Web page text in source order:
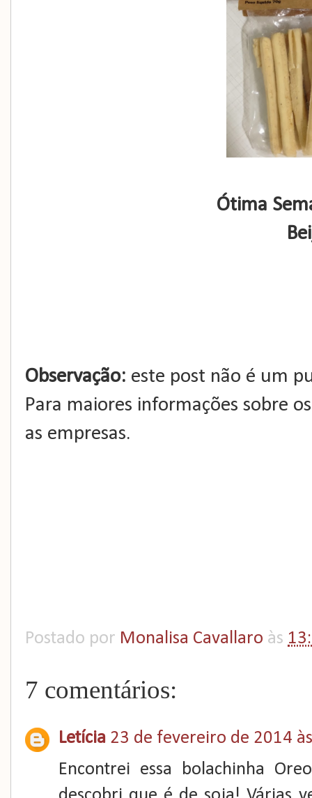
Ótima
Observação: este post não é um
Para maiores informações sobre
as empresas.
Postado por Monalisa Cavallaro às
7 comentários:
Letícia 23 de fevereiro de 2014
Encontrei essa bolachinha